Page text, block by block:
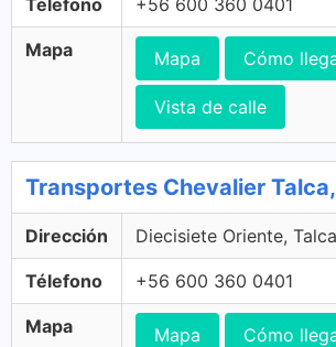
Télefono +56 600 360 0401
Mapa Mapa Cómo
Vista de calle
Transportes Chevalier
Dirección Diecisiete Oriente,
Télefono +56 600 360 0401
Mapa Mapa Cómo